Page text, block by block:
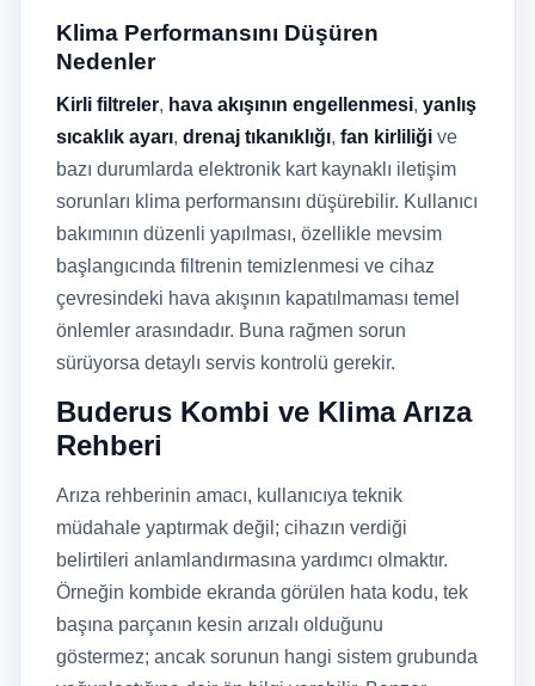
Klima Performansını Düşüren
Nedenler
Kirli filtreler, hava akışının engellenmesi, yanlış
sıcaklık ayarı, drenaj tıkanıklığı, fan kirliliği ve
bazı durumlarda elektronik kart kaynaklı iletişim
sorunları klima performansını düşürebilir. Kullanıcı
bakımının düzenli yapılması, özellikle mevsim
başlangıcında filtrenin temizlenmesi ve cihaz
çevresindeki hava akışının kapatılmaması temel
önlemler arasındadır. Buna rağmen sorun
sürüyorsa detaylı servis kontrolü gerekir.
Buderus Kombi ve Klima Arıza
Rehberi
Arıza rehberinin amacı, kullanıcıya teknik
müdahale yaptırmak değil; cihazın verdiği
belirtileri anlamlandırmasına yardımcı olmaktır.
Örneğin kombide ekranda görülen hata kodu, tek
başına parçanın kesin arızalı olduğunu
göstermez; ancak sorunun hangi sistem grubunda